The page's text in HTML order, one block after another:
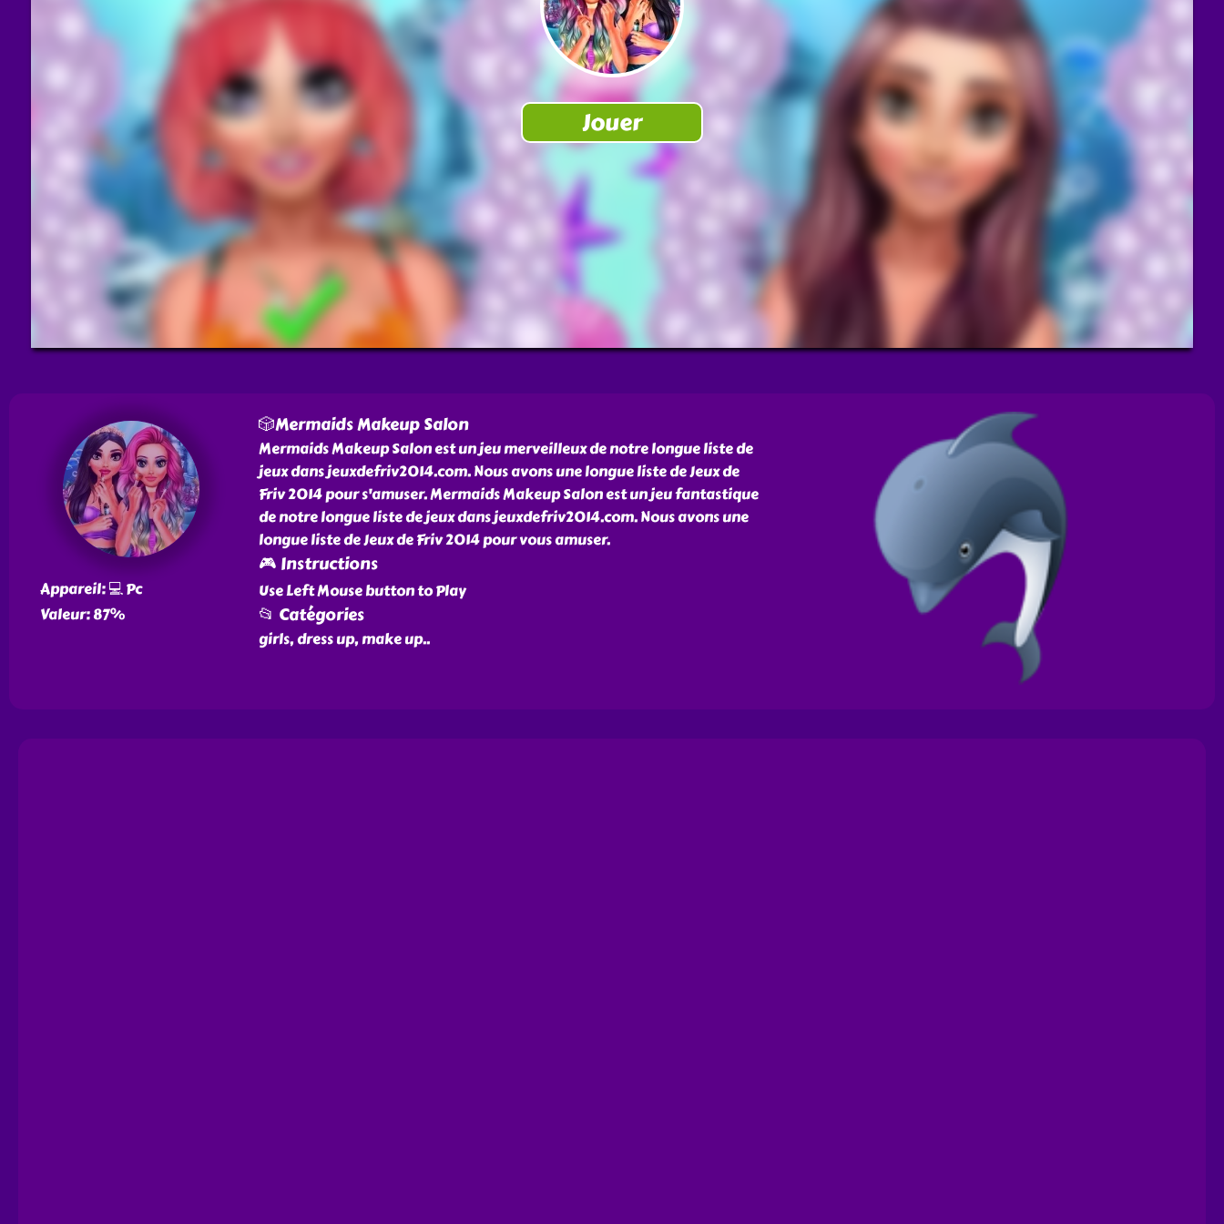
Appareil: 💻 Pc
Valeur: 87%
🎲Mermaids Makeup Salon
Mermaids Makeup Salon est un jeu merveilleux de notre longue liste de
jeux dans jeuxdefriv2014.com. Nous avons une longue liste de Jeux de
Friv 2014 pour s'amuser. Mermaids Makeup Salon est un jeu fantastique
de notre longue liste de jeux dans jeuxdefriv2014.com. Nous avons une
longue liste de Jeux de Friv 2014 pour vous amuser.
🎮 Instructions
Use Left Mouse button to Play
📂 Catégories
girls, dress up, make up..